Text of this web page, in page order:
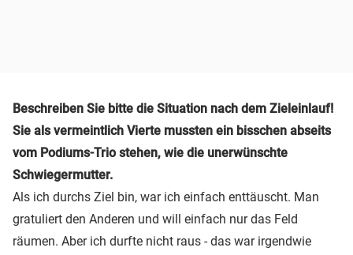
Beschreiben Sie bitte die Situation nach dem Zieleinlauf!
Sie als vermeintlich Vierte mussten ein bisschen abseits
vom Podiums-Trio stehen, wie die unerwünschte
Schwiegermutter.
Als ich durchs Ziel bin, war ich einfach enttäuscht. Man
gratuliert den Anderen und will einfach nur das Feld
räumen. Aber ich durfte nicht raus - das war irgendwie